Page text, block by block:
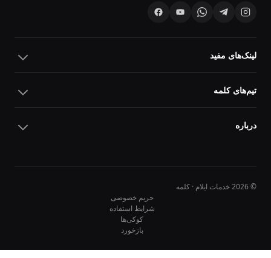
لینک‌های مفید
تیم‌های کلمه
درباره
© 2026 خدمات ایلام · کلمه
حریم خصوصی
شرایط استفاده
کوکی‌ها
بازخورد
10